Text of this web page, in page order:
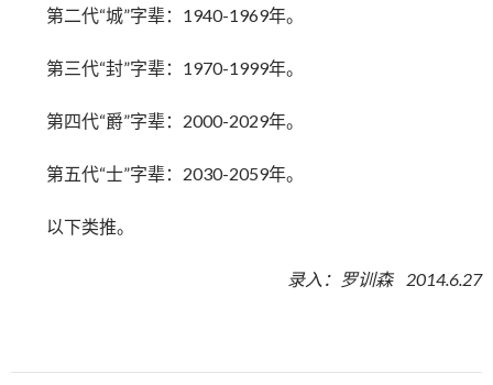
第二代“城”字辈：1940-1969年。
第三代“封”字辈：1970-1999年。
第四代“爵”字辈：2000-2029年。
第五代“士”字辈：2030-2059年。
以下类推。
录入：罗训森 2014.6.27